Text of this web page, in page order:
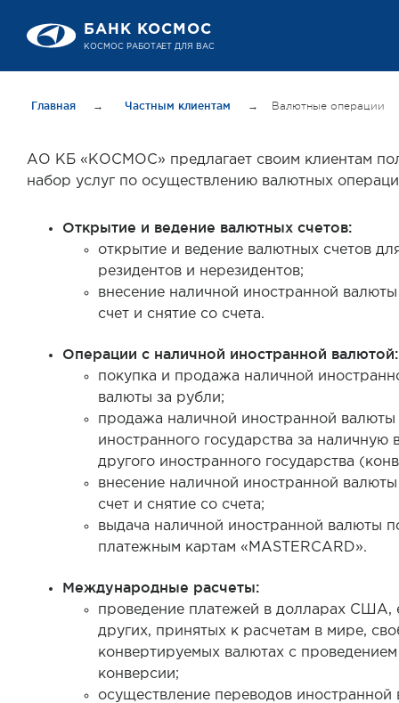
БАНК КОСМОС
Главная → Частным клиентам → Валютные операции
АО КБ «КОСМОС» предлагает своим клиентам
набор услуг по осуществлению валютных
Открытие и ведение валютных счетов:
открытие и ведение валютных счетов
резидентов и нерезидентов;
внесение наличной иностранной
счет и снятие со счета.
Операции с наличной иностранной валютой:
покупка и продажа наличной
валюты за рубли;
продажа наличной иностранной валюты
иностранного государства за наличную
другого иностранного государства
внесение наличной иностранной
счет и снятие со счета;
выдача наличной иностранной валюты
платежным картам «MASTERCARD».
Международные расчеты:
проведение платежей в долларах США,
других, принятых к расчетам в мире,
конвертируемых валютах с проведением
конверсии;
осуществление переводов иностранной